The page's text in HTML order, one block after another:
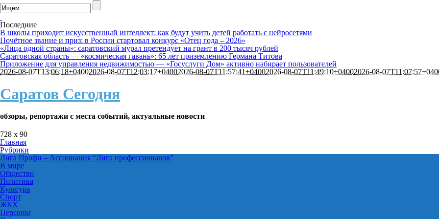
Последние
В школы приходит искусственный интеллект: как будут учить детей работать с нейросетями
Почётное звание и приз: в России стартовал конкурс «Отец года – 2026»
«Лица одной страны»: саратовский мурал претендует на грант в 200 тысяч рублей
Саратовская область — «космическая гавань»: 65 лет приземлению Германа Титова
Приложение для управления недвижимостью — «Госуслуги Дом» активно набирает пользователей
2026-08-07T13:06:18+04002026-08-07T12:03:17+04002026-08-07T11:57:41+04002026-08-07T11:49:10+04002026-08-
Саратов Сегодня
обзоры, репортажи с места событий, актуальные новости
728 x 90
Главная
Рубрики
Лига Профи – Ассоциация “Лига профессионалов”
В мире
Общество
Политика
Культура
Спорт
ЖКХ
Персоны